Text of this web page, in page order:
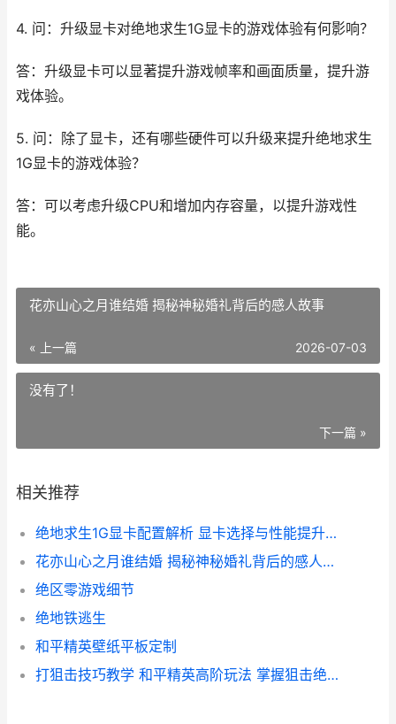
4. 问：升级显卡对绝地求生1G显卡的游戏体验有何影响？
答：升级显卡可以显著提升游戏帧率和画面质量，提升游
戏体验。
5. 问：除了显卡，还有哪些硬件可以升级来提升绝地求生
1G显卡的游戏体验？
答：可以考虑升级CPU和增加内存容量，以提升游戏性
能。
花亦山心之月谁结婚 揭秘神秘婚礼背后的感人故事
« 上一篇 2026-07-03
没有了！
下一篇 »
相关推荐
绝地求生1G显卡配置解析 显卡选择与性能提升攻略
花亦山心之月谁结婚 揭秘神秘婚礼背后的感人故事
绝区零游戏细节
绝地铁逃生
和平精英壁纸平板定制
打狙击技巧教学 和平精英高阶玩法 掌握狙击绝技攻略